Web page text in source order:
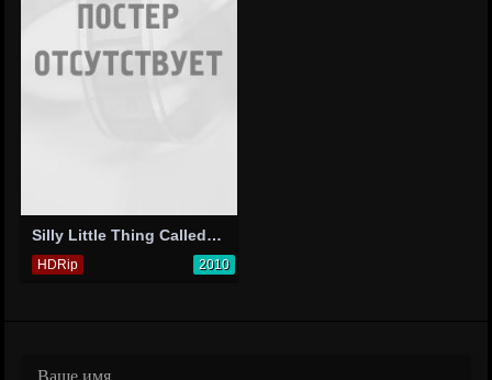
Silly Little Thing Called Love
HDRip 2010